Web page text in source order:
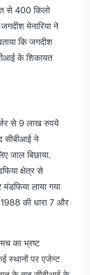
से 400 किलो
मेनारिया ने
कि जगदीश
के शिकायत
से 9 लाख रुपये
सीबीआई ने
जाल बिछाया.
क्षेत्र से
लाया गया
1988 की धारा 7 और
का भ्रष्ट
स्थानों पर एजेन्ट